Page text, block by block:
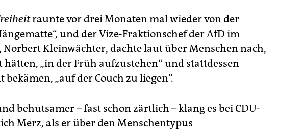
raunte vor drei Monaten mal wieder von der
und der Vize-Fraktionschef der AfD im
Norbert Kleinwächter, dachte laut über Menschen nach,
hätten, „in der Früh aufzustehen“ und stattdessen
bekämen, „auf der Couch zu liegen“.
behutsamer – fast schon zärtlich – klang es bei CDU-
Merz, als er über den Menschentypus